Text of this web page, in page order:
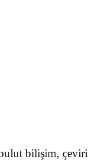
bulut bilişim, çeviri